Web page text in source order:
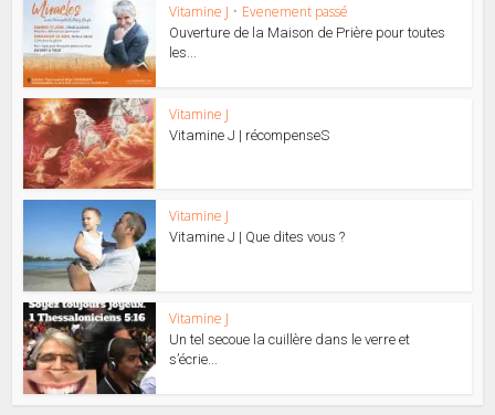
Vitamine J • Evenement passé
Ouverture de la Maison de Prière pour toutes
les...
Vitamine J
Vitamine J | récompenseS
Vitamine J
Vitamine J | Que dites vous ?
Vitamine J
Un tel secoue la cuillère dans le verre et
s’écrie...